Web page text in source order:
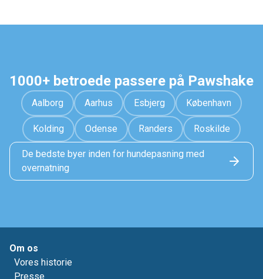
1000+ betroede passere på Pawshake
Aalborg Aarhus Esbjerg København
Kolding Odense Randers Roskilde
De bedste byer inden for hundepasning med
overnatning
Om os
Vores historie
Presse